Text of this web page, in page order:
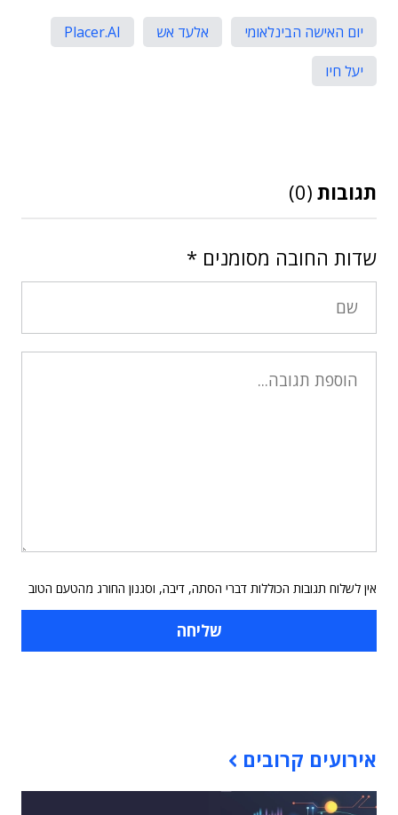
יום האישה הבינלאומי אלעד אש
Placer.AI
יעל חיו
תגובות (0)
שדות החובה מסומנים *
אין לשלוח תגובות הכוללות דברי הסתה, דיבה, וסגנון החורג מהטעם הטוב
אירועים קרובים